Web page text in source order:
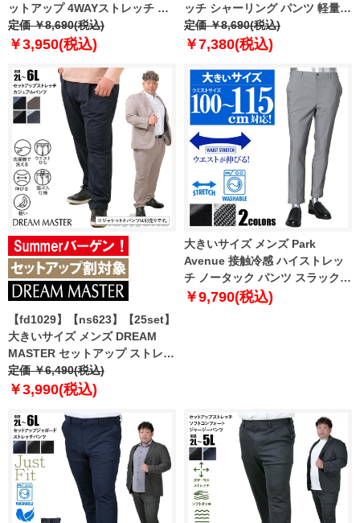
ットアップ 4WAYストレッチ カ
ジュアル パンツ 軽量 ウォッシャ
ブル 消臭抗菌 スマリラ
定価 ￥8,690(税込)
￥3,950(税込)
ッチ シャーリング パンツ 軽量
ウォッシャブル 消臭抗菌
azs2535-sps
定価 ￥8,690(税込)
￥7,380(税込)
【fd1029】【ns623】【25set】
大きいサイズ メンズ DREAM
MASTER セットアップ ストレッ
チ カジュアル パンツ 軽量 ウォ
ッシャブル スマリラ azs25341-
定価 ￥6,490(税込)
￥3,990(税込)
大きいサイズ メンズ Park
Avenue 接触冷感 ハイストレッ
チ ノータック パンツ スラックス
ウォッシャブル 120-64955
￥9,790(税込)